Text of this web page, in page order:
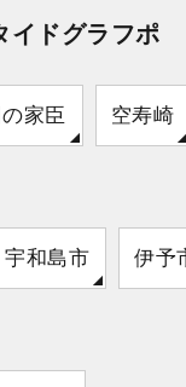
イドグラフポ
家臣 空寿崎
宇和島市 伊予